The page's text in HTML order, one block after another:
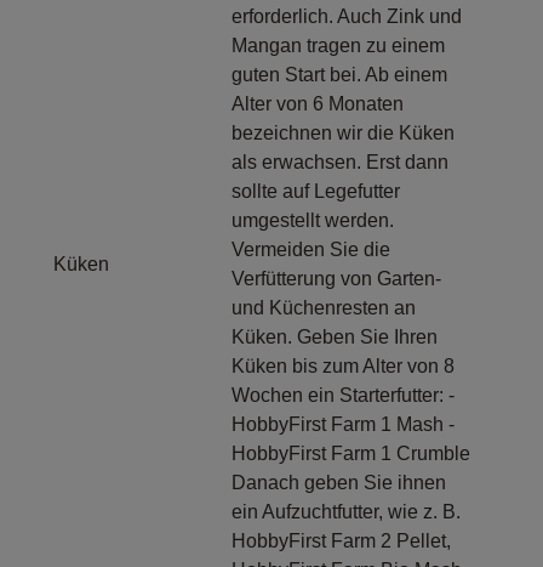
Küken
erforderlich. Auch Zink und
Mangan tragen zu einem
guten Start bei. Ab einem
Alter von 6 Monaten
bezeichnen wir die Küken
als erwachsen. Erst dann
sollte auf Legefutter
umgestellt werden.
Vermeiden Sie die
Verfütterung von Garten-
und Küchenresten an
Küken. Geben Sie Ihren
Küken bis zum Alter von 8
Wochen ein Starterfutter: -
HobbyFirst Farm 1 Mash -
HobbyFirst Farm 1 Crumble
Danach geben Sie ihnen
ein Aufzuchtfutter, wie z. B.
HobbyFirst Farm 2 Pellet,